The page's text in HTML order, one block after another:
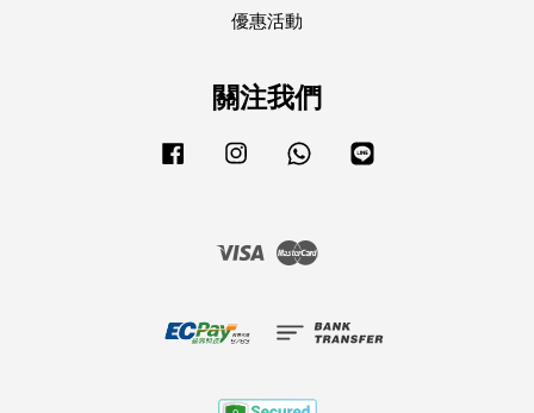
優惠活動
關注我們
Facebook Instagram Whatsapp
Visa